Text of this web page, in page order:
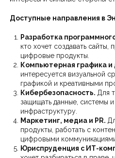
Доступные направления в
Разработка
кто хочет создавать
цифровые продукты.
Компьютерная графика и
интересуется визуальной
графикой и креативными
Кибербезопасность. Для
защищать данные, системы
инфраструктуру.
Маркетинг, медиа и PR.
продукты, работать с
цифровыми
Юриспруденция с ИТ-